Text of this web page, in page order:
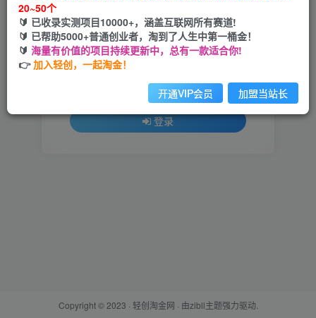
用户名或邮箱
登录密码
找回密码
登录
Copyright © 2023 · 轻创淘金网 · 由zibll主题强力驱动.
20~50个
🔰 已收录实测项目10000+，涵盖互联网所有赛道!
🔰 已帮助5000+普通创业者，淘到了人生中第一桶金！
🔰 海量有价值的项目持续更新中，总有一款适合你!
👉加入轻创，一起淘金！
开通VIP会员 加盟当站长